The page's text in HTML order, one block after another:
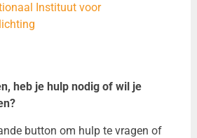
Instituut voor
heb je hulp nodig of wil je
button om hulp te vragen of